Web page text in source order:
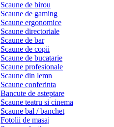
Scaune de birou
Scaune de gaming
Scaune ergonomice
Scaune directoriale
Scaune de bar
Scaune de copii
Scaune de bucatarie
Scaune profesionale
Scaune din lemn
Scaune conferinta
Bancute de asteptare
Scaune teatru si cinema
Scaune bal / banchet
Fotolii de masaj